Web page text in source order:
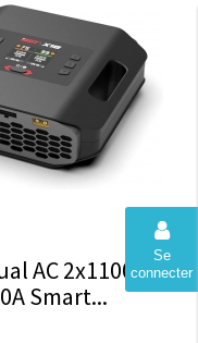
Se
connecter
AC 2x1100W 2-
Smart...